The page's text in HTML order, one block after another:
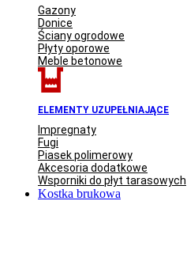
Gazony
Donice
Ściany ogrodowe
Płyty oporowe
Meble betonowe
ELEMENTY UZUPEŁNIAJĄCE
Impregnaty
Fugi
Piasek polimerowy
Akcesoria dodatkowe
Wsporniki do płyt tarasowych
Kostka brukowa